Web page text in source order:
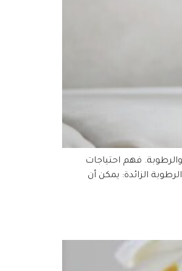
فهم احتياجات
الزائدة: يمكن أن